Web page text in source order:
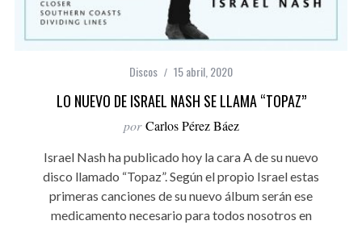
Discos 15 abril, 2020
LO NUEVO DE ISRAEL NASH SE LLAMA “TOPAZ”
por Carlos Pérez Báez
Israel Nash ha publicado hoy la cara A de su nuevo
disco llamado “Topaz”. Según el propio Israel estas
primeras canciones de su nuevo álbum serán ese
medicamento necesario para todos nosotros en